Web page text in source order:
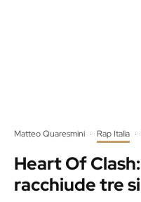
Matteo Quaresmini · Rap Italia ·
Heart Of
racchiude tre